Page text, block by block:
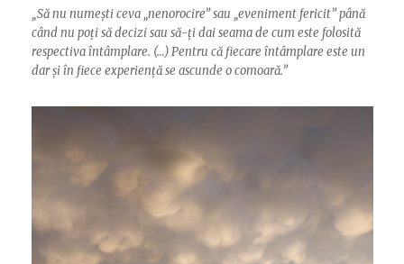
„Să nu numești ceva „nenorocire” sau „eveniment fericit” până
când nu poți să decizi sau să-ți dai seama de cum este folosită
respectiva întâmplare. (…) Pentru că fiecare întâmplare este un
dar și în fiece experiență se ascunde o comoară.”